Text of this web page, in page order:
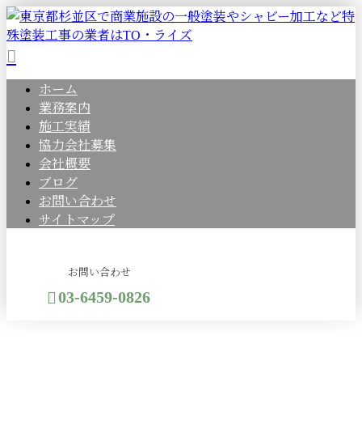
ホーム
業務案内
施工実績
協力会社募集
会社概要
ブログ
お問い合わせ
サイトマップ
お問い合わせ
03-6459-0826